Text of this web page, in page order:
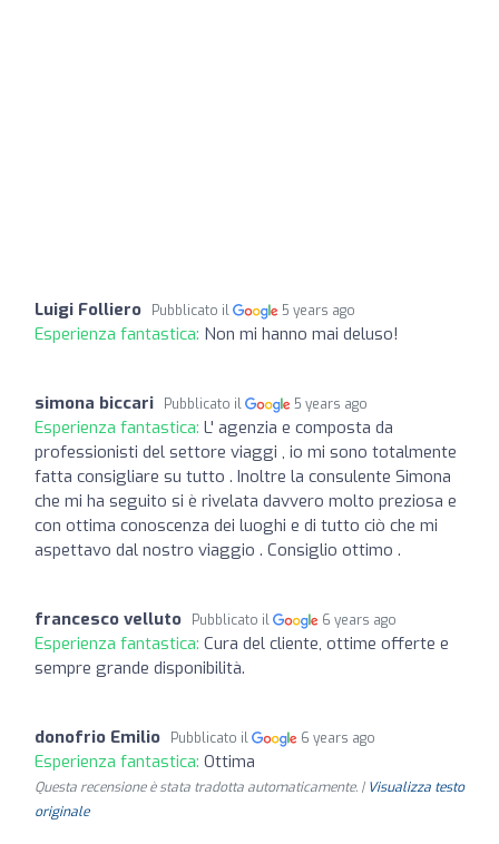
Luigi Folliero Pubblicato il 5 years ago
Esperienza fantastica: Non mi hanno mai deluso!
simona biccari Pubblicato il 5 years ago
Esperienza fantastica: L' agenzia e composta da
professionisti del settore viaggi , io mi sono totalmente
fatta consigliare su tutto . Inoltre la consulente Simona
che mi ha seguito si è rivelata davvero molto preziosa e
con ottima conoscenza dei luoghi e di tutto ciò che mi
aspettavo dal nostro viaggio . Consiglio ottimo .
francesco velluto Pubblicato il 6 years ago
Esperienza fantastica: Cura del cliente, ottime offerte e
sempre grande disponibilità.
donofrio Emilio Pubblicato il 6 years ago
Esperienza fantastica: Ottima
Questa recensione è stata tradotta automaticamente. | Visualizza testo
originale